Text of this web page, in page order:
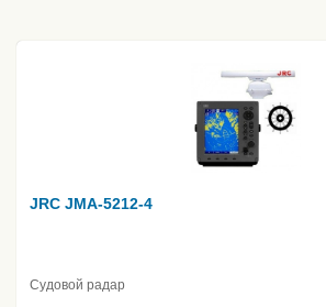
JRC JMA-5212-4
Судовой радар